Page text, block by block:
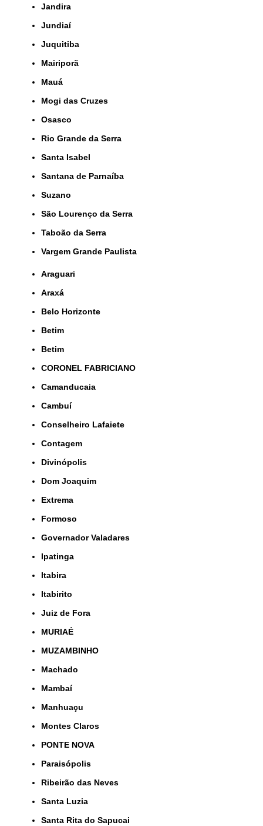
Jandira
Jundiaí
Juquitiba
Mairiporã
Mauá
Mogi das Cruzes
Osasco
Rio Grande da Serra
Santa Isabel
Santana de Parnaíba
Suzano
São Lourenço da Serra
Taboão da Serra
Vargem Grande Paulista
Araguari
Araxá
Belo Horizonte
Betim
Betim
CORONEL FABRICIANO
Camanducaia
Cambuí
Conselheiro Lafaiete
Contagem
Divinópolis
Dom Joaquim
Extrema
Formoso
Governador Valadares
Ipatinga
Itabira
Itabirito
Juiz de Fora
MURIAÉ
MUZAMBINHO
Machado
Mambaí
Manhuaçu
Montes Claros
PONTE NOVA
Paraisópolis
Ribeirão das Neves
Santa Luzia
Santa Rita do Sapucai